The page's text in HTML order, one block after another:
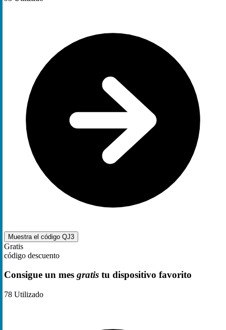
Muestra el código QJ3
Gratis
código descuento
Consigue un mes gratis tu dispositivo favorito
78 Utilizado